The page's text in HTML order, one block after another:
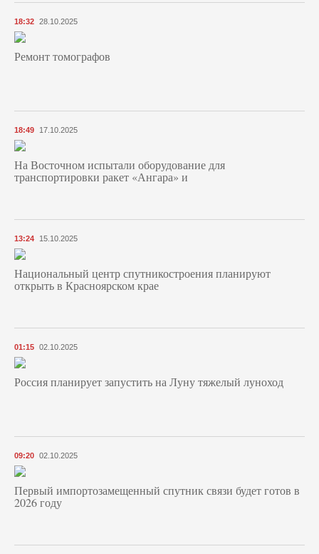
18:32 28.10.2025
Ремонт томографов
18:49 17.10.2025
На Восточном испытали оборудование для
транспортировки ракет «Ангара» и
13:24 15.10.2025
Национальный центр спутникостроения планируют
открыть в Красноярском крае
01:15 02.10.2025
Россия планирует запустить на Луну тяжелый луноход
09:20 02.10.2025
Первый импортозамещенный спутник связи будет готов в
2026 году